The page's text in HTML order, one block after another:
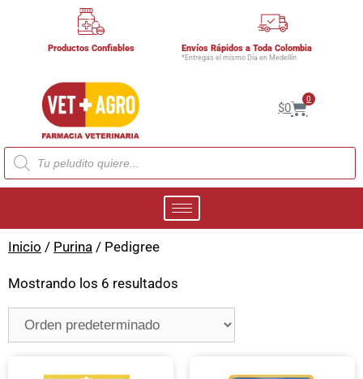
Productos Confiables Envíos Rápidos a Toda Colombia
*Entregas el mismo Día en Medellín
$0
0
Inicio / Purina / Pedigree
Mostrando los 6 resultados